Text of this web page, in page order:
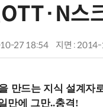
스
10-27 18:54 지면 :2014-
만드는 지식 설계자